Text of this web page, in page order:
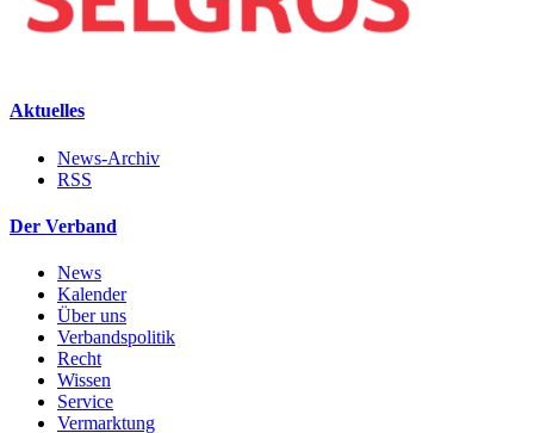
Aktuelles
News-Archiv
RSS
Der Verband
News
Kalender
Über uns
Verbandspolitik
Recht
Wissen
Service
Vermarktung